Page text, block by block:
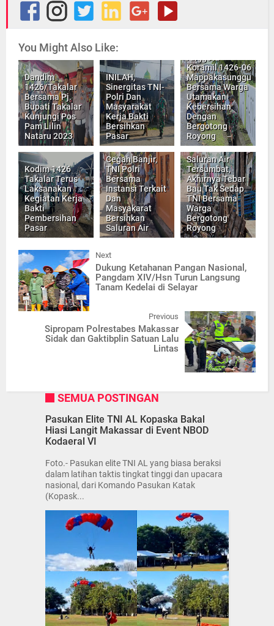
You Might Also Like:
Dandim
1426/Takalar
Bersama Pj.
Bupati Takalar
Kunjungi Pos
Pam Lilin
Nataru 2023
INILAH,
Sinergitas TNI-
Polri Dan
Masyarakat
Kerja Bakti
Bersihkan
Pasar
Koramil 1426-06
Mappakasunggu
Bersama Warga
Utamakan
Kebersihan
Dengan
Bergotong
Royong
Kodim 1426
Takalar Terus
Laksanakan
Kegiatan Kerja
Bakti
Pembersihan
Pasar
Cegah Banjir,
TNI Polri
Bersama
Instansi Terkait
Dan
Masyakarat
Bersihkan
Saluran Air
Saluran Air
Tersumbat,
Akhirnya Tebar
Bau Tak Sedap
TNI Bersama
Warga
Bergotong
Royong
Next
Dukung Ketahanan Pangan Nasional,
Pangdam XIV/Hsn Turun Langsung
Tanam Kedelai di Selayar
Previous
Sipropam Polrestabes Makassar
Sidak dan Gaktibplin Satuan Lalu
Lintas
SEMUA POSTINGAN
Pasukan Elite TNI AL Kopaska Bakal
Hiasi Langit Makassar di Event NBOD
Kodaeral VI
Foto.- Pasukan elite TNI AL yang biasa beraksi
dalam latihan taktis tingkat tinggi dan upacara
nasional, dari Komando Pasukan Katak
(Kopask...